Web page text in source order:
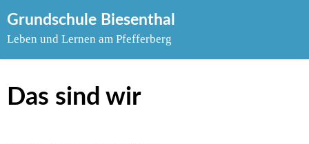
to
Grundschule Biesenthal
Leben und Lernen am Pfefferberg
Das sind wir